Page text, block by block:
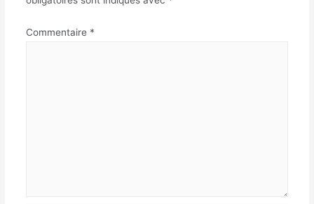
Commentaire *